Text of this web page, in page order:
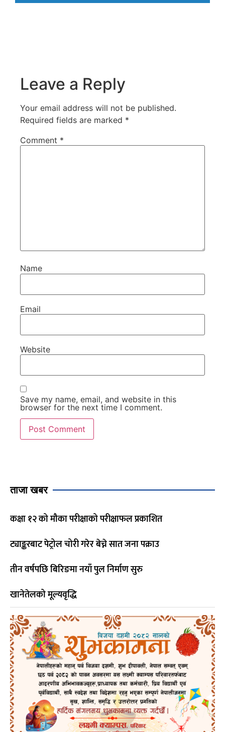
Leave a Reply
Your email address will not be published.
Required fields are marked *
Comment *
Name
Email
Website
Save my name, email, and website in this
browser for the next time I comment.
ताजा खबर
कक्षा १२ को मौका परीक्षाको परीक्षाफल प्रकाशित
ट्याङ्करबाट पेट्रोल चोरी गरेर बेच्ने सात जना पक्राउ
तीन वर्षपछि बिरिङमा नयाँ पुल निर्माण सुरु
खानेतेलको मूल्यवृद्धि